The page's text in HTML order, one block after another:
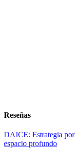
Reseñas
DAICE: Estrategia por
espacio profundo